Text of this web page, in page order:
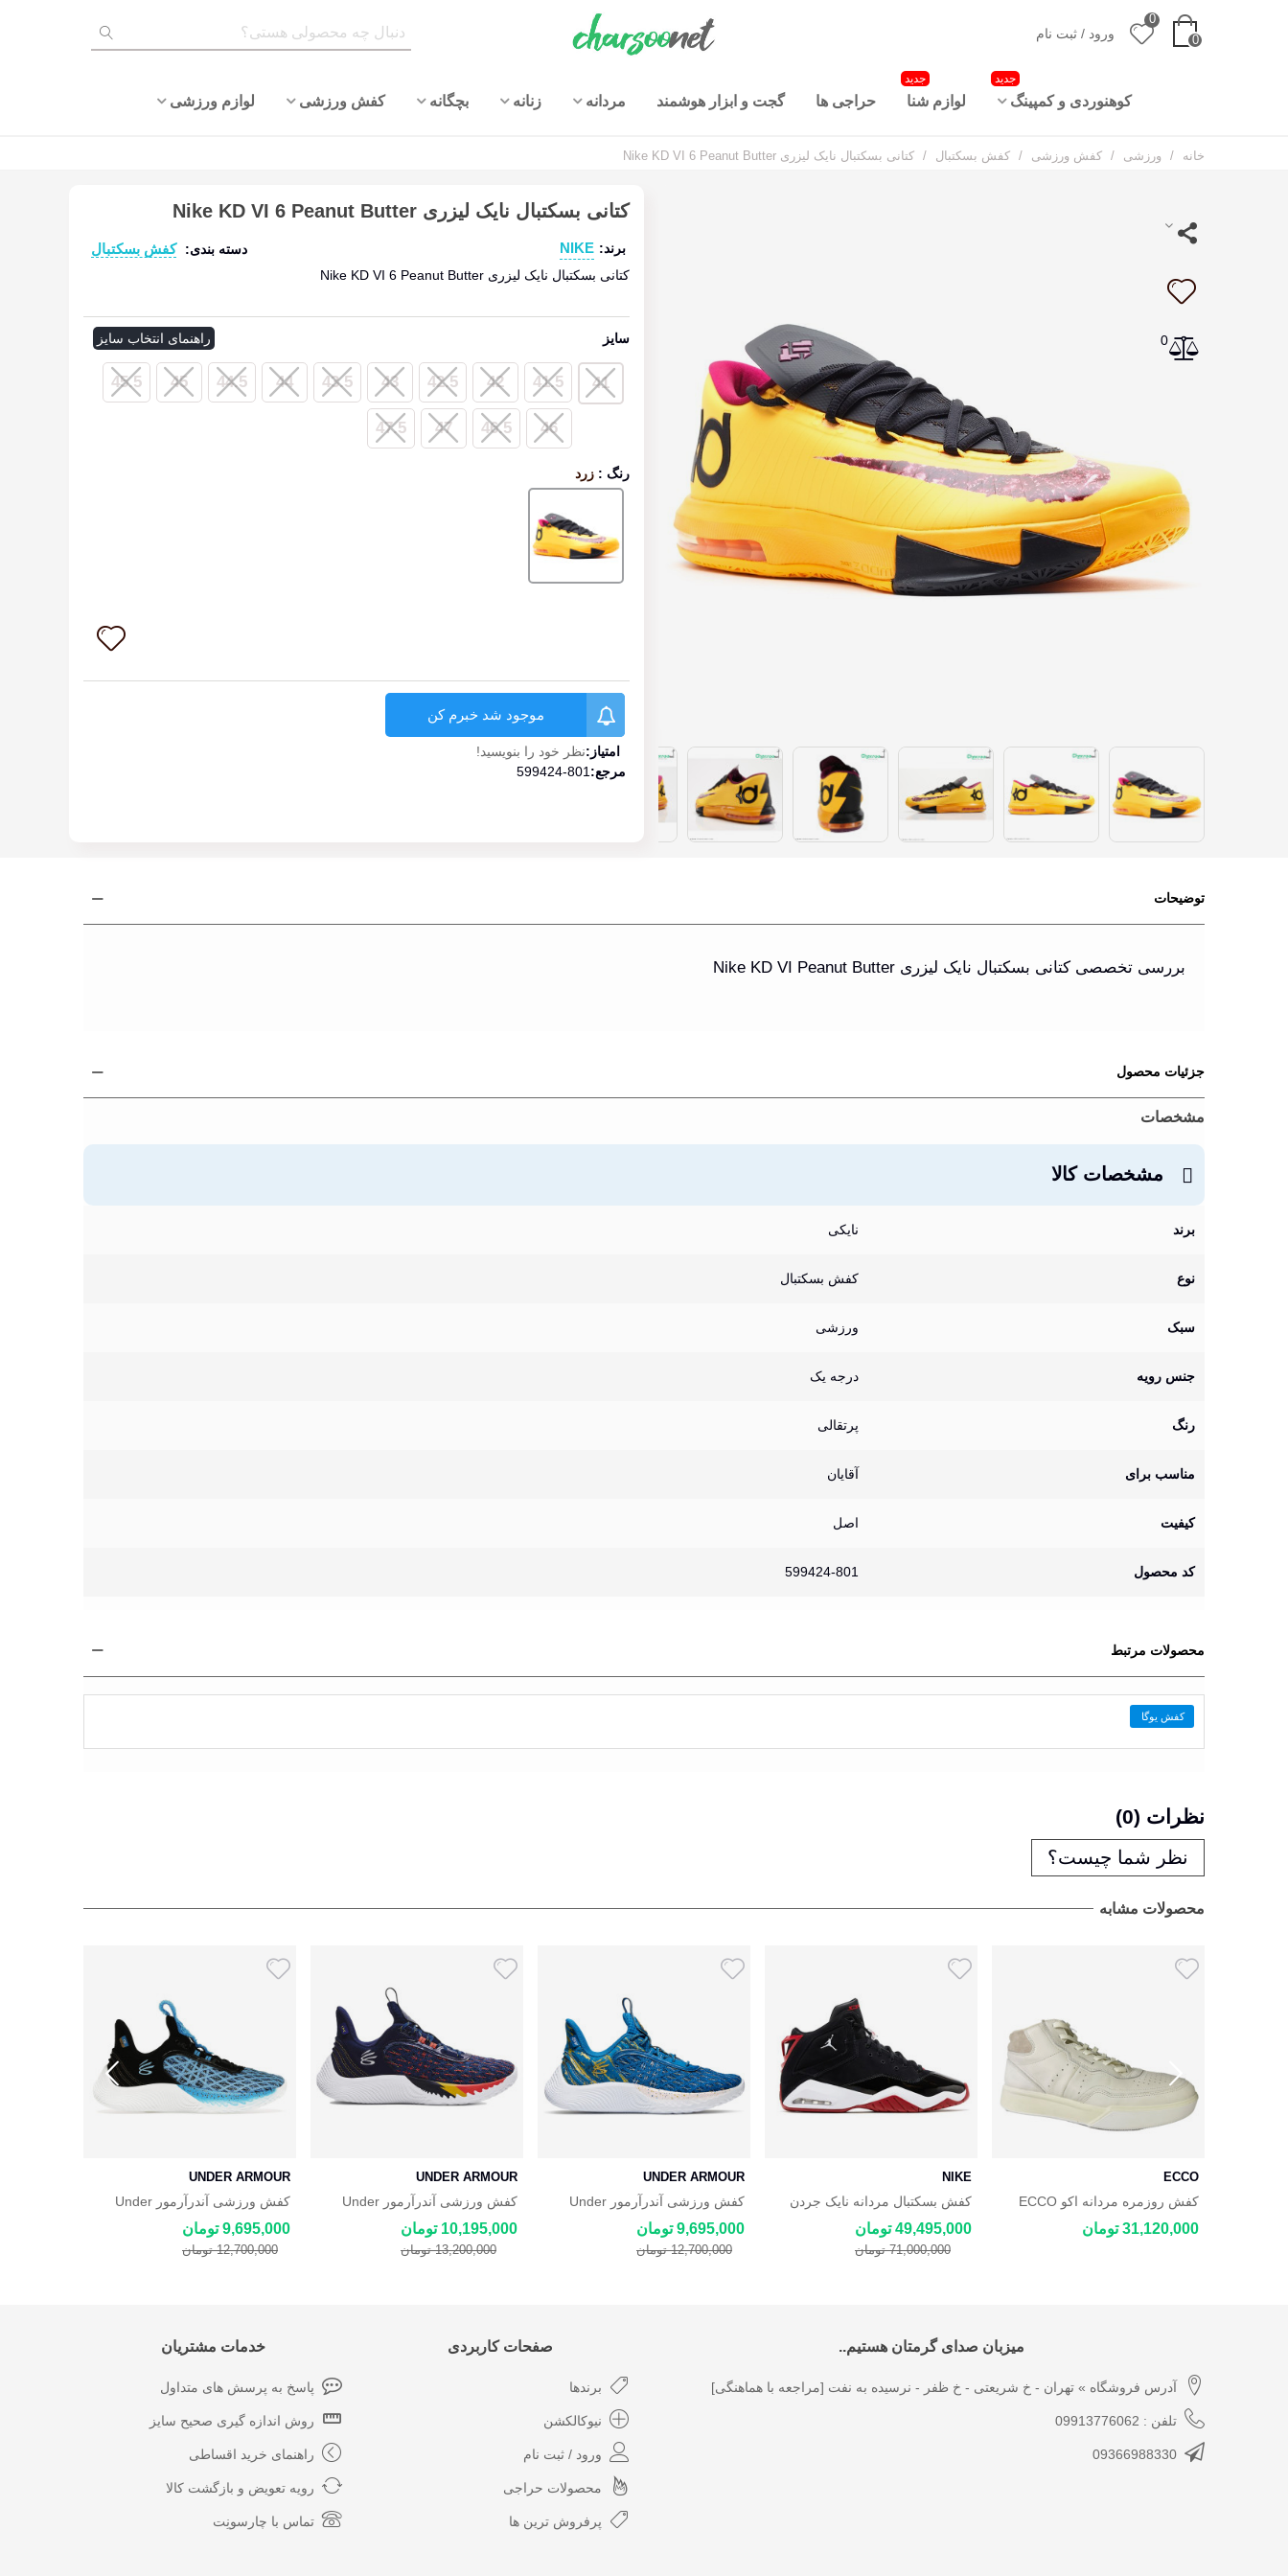
0
0
ورود / ثبت نام
کوهنوردی و کمپینگ
جدید
لوازم شنا
جدید
حراجی ها گجت و ابزار هوشمند مردانه زنانه بچگانه کفش ورزشی لوازم ورزشی
خانه / ورزشی / کفش ورزشی / کفش بسکتبال / کتانی بسکتبال نایک لیزری Nike KD VI 6 Peanut Butter
0
کتانی بسکتبال نایک لیزری Nike KD VI 6 Peanut Butter
برند: NIKE دسته بندی: کفش بسکتبال
کتانی بسکتبال نایک لیزری Nike KD VI 6 Peanut Butter
سایز
راهنمای انتخاب سایز
41
41.5
42
42.5
43
43.5
44
44.5
45
45.5
46
46.5
47
47.5
رنگ : زرد
موجود شد خبرم کن
امتیاز:نظر خود را بنویسید!
مرجع: 599424-801
توضیحات
بررسی تخصصی کتانی بسکتبال نایک لیزری Nike KD VI Peanut Butter
جزئیات محصول
مشخصات
مشخصات کالا
برند نایکی
نوع کفش بسکتبال
سبک ورزشی
جنس رویه درجه یک
رنگ پرتقالی
مناسب برای آقایان
کیفیت اصل
کد محصول 599424-801
محصولات مرتبط
کفش یوگا
نظرات (0)
نظر شما چیست؟
محصولات مشابه
ECCO
کفش روزمره مردانه اکو ECCO
STREET COURT
31,120,000 تومان
NIKE
کفش بسکتبال مردانه نایک جردن
Nike Jordan B'Loyal Bred
49,495,000 تومان
71,000,000 تومان
UNDER ARMOUR
کفش ورزشی آندرآرمور Under
Armour Curry 9 Flow
9,695,000 تومان
12,700,000 تومان
UNDER ARMOUR
کفش ورزشی آندرآرمور Under
Armour Curry 9 Flow
10,195,000 تومان
13,200,000 تومان
UNDER ARMOUR
کفش ورزشی آندرآرمور Under
Armour Curry 9 Flow
9,695,000 تومان
12,700,000 تومان
میزبان صدای گرمتان هستیم..
آدرس فروشگاه » تهران - خ شریعتی - خ ظفر - نرسیده به نفت [مراجعه با هماهنگی]
تلفن : 09913776062
09366988330
صفحات کاربردی
برندها
نیوکالکشن
ورود / ثبت نام
محصولات حراجی
پرفروش ترین ها
خدمات مشتریان
پاسخ به پرسش های متداول
روش اندازه گیری صحیح سایز
راهنمای خرید اقساطی
رویه تعویض و بازگشت کالا
تماس با چارسونِت